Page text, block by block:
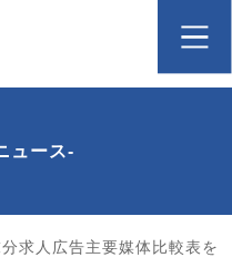
ース-
求人広告主要媒体比較表を